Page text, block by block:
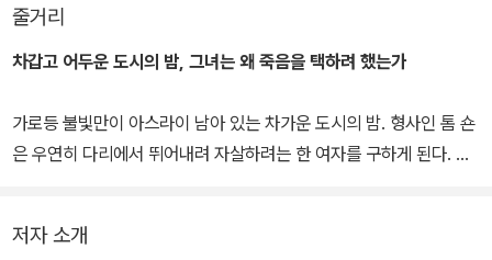
고 그렇게 듣고 있는 건데? 저건 특별한 예지의 영역으로 올라가는
는 계단을 밟는 싸구려 발소리일 뿐이라고!’
줄거리
차갑고 어두운 도시의 밤, 그녀는 왜 죽음을 택하려 했는가
가로등 불빛만이 아스라이 남아 있는 차가운 도시의 밤. 형사인 톰 숀
은 우연히 다리에서 뛰어내려 자살하려는 한 여자를 구하게 된다. 여
이야기에 귀를 기울인다.
저자 소개